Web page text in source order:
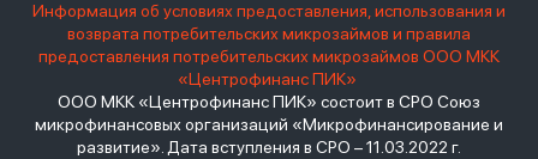
Информация об условиях предоставления, использования и
возврата потребительских микрозаймов и правила
предоставления потребительских микрозаймов ООО МКК
«Центрофинанс ПИК»
ООО МКК «Центрофинанс ПИК» состоит в СРО Союз
микрофинансовых организаций «Микрофинансирование и
развитие». Дата вступления в СРО – 11.03.2022 г.